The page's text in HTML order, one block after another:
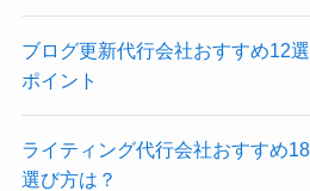
ブログ更新代行会社おすすめ12
ポイント
ライティング代行会社おすすめ
選び方は？